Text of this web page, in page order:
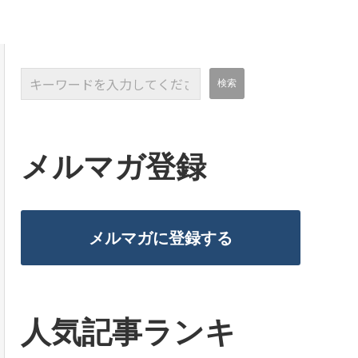
メルマガ登録
メルマガに登録する
人気記事ランキ